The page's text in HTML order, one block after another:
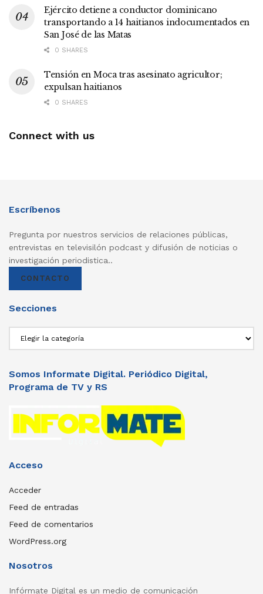
Ejército detiene a conductor dominicano
transportando a 14 haitianos indocumentados en
San José de las Matas
0 SHARES
Tensión en Moca tras asesinato agricultor;
expulsan haitianos
0 SHARES
Connect with us
Escríbenos
Pregunta por nuestros servicios de relaciones públicas,
entrevistas en televisilón podcast y difusión de noticias o
investigación periodistica..
CONTACTO
Secciones
Somos Informate Digital. Periódico Digital,
Programa de TV y RS
Acceso
Acceder
Feed de entradas
Feed de comentarios
WordPress.org
Nosotros
Infórmate Digital es un medio de comunicación